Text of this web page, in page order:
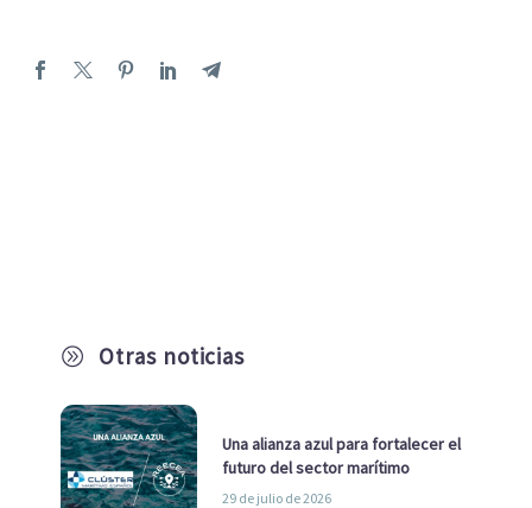
A Otras noticias
Una alianza azul para fortalecer el
futuro del sector marítimo
29 de julio de 2026